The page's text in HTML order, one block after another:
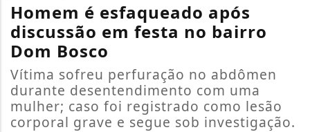
Homem é esfaqueado após
discussão em festa no bairro
Dom Bosco
Vítima sofreu perfuração no abdômen
durante desentendimento com uma
mulher; caso foi registrado como lesão
corporal grave e segue sob investigação.